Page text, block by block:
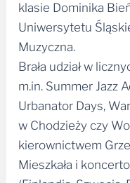
klasie Dominika
Uniwersytetu
Muzyczna.
Brała udział w
m.in. Summer Jazz
Urbanator Days,
w Chodzieży czy
kierownictwem
Mieszkała i